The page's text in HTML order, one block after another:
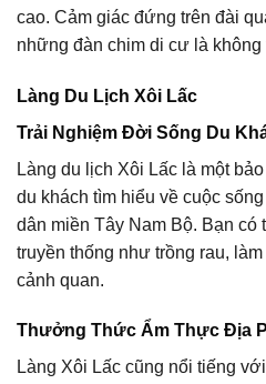
cao. Cảm giác đứng trên đài
những đàn chim di cư là
Làng Du Lịch Xôi Lấc
Trải Nghiệm Đời Sống Du
Làng du lịch Xôi Lấc là một
du khách tìm hiểu về cuộc
dân miền Tây Nam Bộ. Bạn có
truyền thống như trồng rau,
cảnh quan.
Thưởng Thức Ẩm Thực Địa
Làng Xôi Lấc cũng nổi tiếng